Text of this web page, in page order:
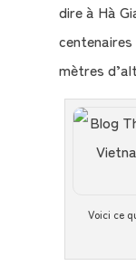
dire à Hà
mètres
Voici ce